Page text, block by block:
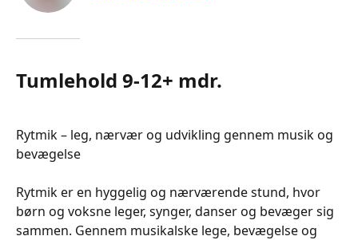
Tumlehold 9-12+ mdr.
Rytmik – leg, nærvær og udvikling gennem musik og
bevægelse
Rytmik er en hyggelig og nærværende stund, hvor
børn og voksne leger, synger, danser og bevæger sig
sammen. Gennem musikalske lege, bevægelse og